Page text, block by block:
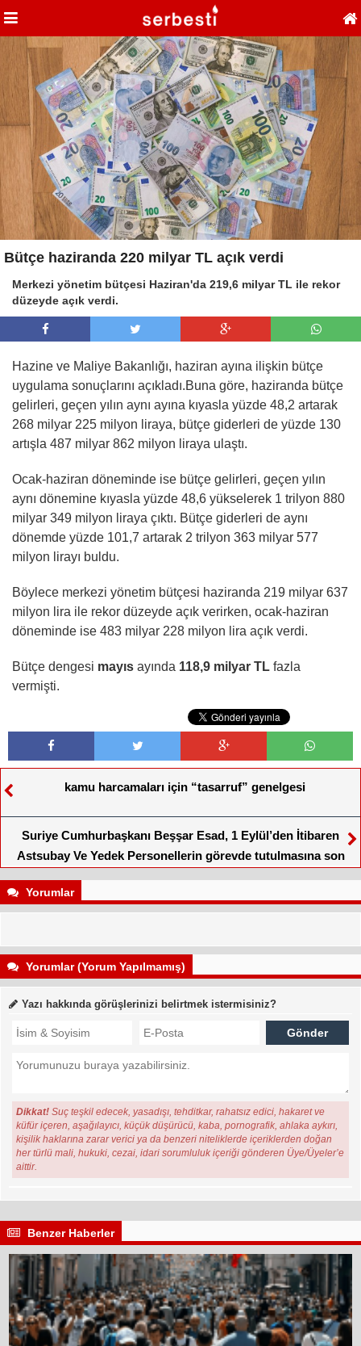
Bütçe haziranda 220 milyar TL açık verdi
Merkezi yönetim bütçesi Haziran'da 219,6 milyar TL ile rekor
düzeyde açık verdi.
Hazine ve Maliye Bakanlığı, haziran ayına ilişkin bütçe
uygulama sonuçlarını açıkladı.Buna göre, haziranda bütçe
gelirleri, geçen yılın aynı ayına kıyasla yüzde 48,2 artarak
268 milyar 225 milyon liraya, bütçe giderleri de yüzde 130
artışla 487 milyar 862 milyon liraya ulaştı.
Ocak-haziran döneminde ise bütçe gelirleri, geçen yılın
aynı dönemine kıyasla yüzde 48,6 yükselerek 1 trilyon 880
milyar 349 milyon liraya çıktı. Bütçe giderleri de aynı
dönemde yüzde 101,7 artarak 2 trilyon 363 milyar 577
milyon lirayı buldu.
Böylece merkezi yönetim bütçesi haziranda 219 milyar 637
milyon lira ile rekor düzeyde açık verirken, ocak-haziran
döneminde ise 483 milyar 228 milyon lira açık verdi.
Bütçe dengesi mayıs ayında 118,9 milyar TL fazla
vermişti.
kamu harcamaları için “tasarruf” genelgesi
Suriye Cumhurbaşkanı Beşşar Esad, 1 Eylül’den İtibaren
Astsubay Ve Yedek Personellerin görevde tutulmasına son
Yorumlar
Yorumlar (Yorum Yapılmamış)
Yazı hakkında görüşlerinizi belirtmek istermisiniz?
Dikkat! Suç teşkil edecek, yasadışı, tehditkar, rahatsız edici, hakaret ve
küfür içeren, aşağılayıcı, küçük düşürücü, kaba, pornografik, ahlaka aykırı,
kişilik haklarına zarar verici ya da benzeri niteliklerde içeriklerden doğan
her türlü mali, hukuki, cezai, idari sorumluluk içeriği gönderen Üye/Üyeler’e
aittir.
Benzer Haberler